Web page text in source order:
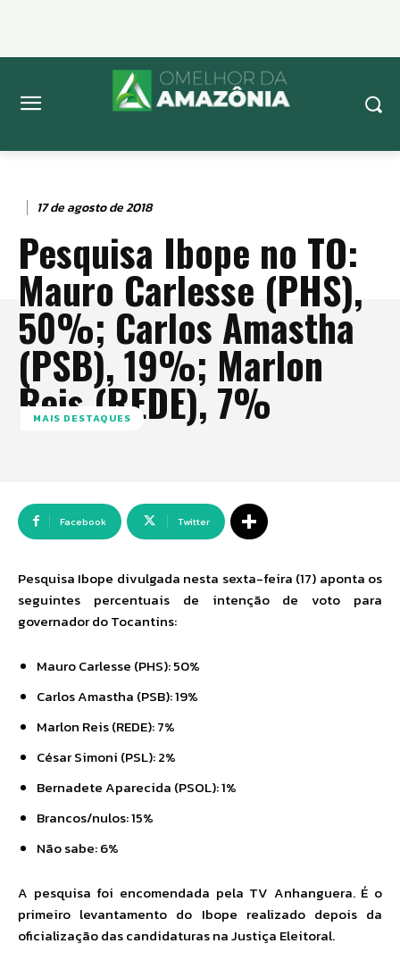
17 de agosto de 2018
Pesquisa Ibope no TO:
Mauro Carlesse (PHS),
50%; Carlos Amastha
(PSB), 19%; Marlon
Reis (REDE), 7%
MAIS DESTAQUES
Facebook Twitter
Pesquisa Ibope divulgada nesta sexta-feira (17) aponta os
seguintes percentuais de intenção de voto para
governador do Tocantins:
Mauro Carlesse (PHS): 50%
Carlos Amastha (PSB): 19%
Marlon Reis (REDE): 7%
César Simoni (PSL): 2%
Bernadete Aparecida (PSOL): 1%
Brancos/nulos: 15%
Não sabe: 6%
A pesquisa foi encomendada pela TV Anhanguera. É o
primeiro levantamento do Ibope realizado depois da
oficialização das candidaturas na Justiça Eleitoral.